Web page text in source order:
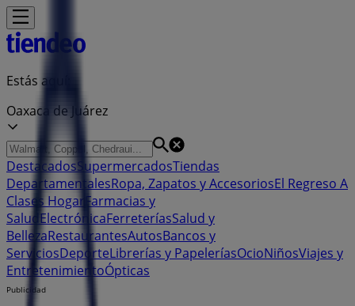
Estás aquí:
Oaxaca de Juárez
DestacadosSupermercadosTiendas
DepartamentalesRopa, Zapatos y AccesoriosEl Regreso A
Clases Hogar Farmacias y
Salud ElectrónicaFerreteríasSalud y
BellezaRestaurantesAutosBancos y
ServiciosDeporteLibrerías y PapeleríasOcioNiñosViajes y
EntretenimientoÓpticas
Publicidad